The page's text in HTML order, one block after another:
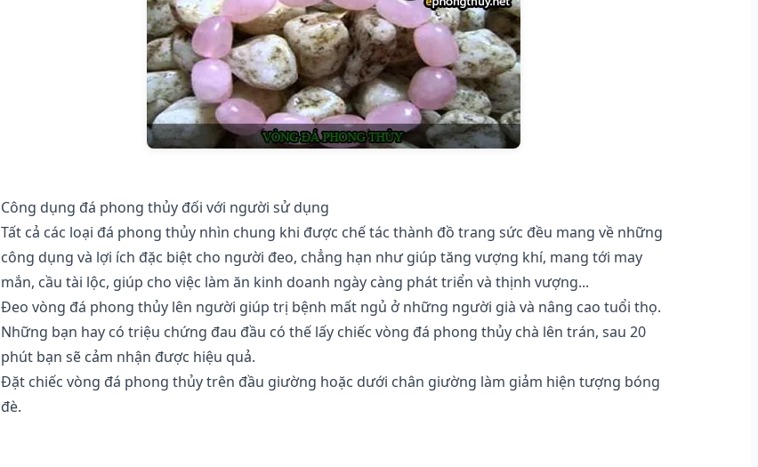
Công dụng đá phong thủy đối với người sử dụng
Tất cả các loại đá phong thủy nhìn chung khi được chế tác thành đồ trang sức đều mang về những
công dụng và lợi ích đặc biệt cho người đeo, chẳng hạn như giúp tăng vượng khí, mang tới may
mắn, cầu tài lộc, giúp cho việc làm ăn kinh doanh ngày càng phát triển và thịnh vượng...
Đeo vòng đá phong thủy lên người giúp trị bệnh mất ngủ ở những người già và nâng cao tuổi thọ.
Những bạn hay có triệu chứng đau đầu có thế lấy chiếc vòng đá phong thủy chà lên trán, sau 20
phút bạn sẽ cảm nhận được hiệu quả.
Đặt chiếc vòng đá phong thủy trên đầu giường hoặc dưới chân giường làm giảm hiện tượng bóng
đè.